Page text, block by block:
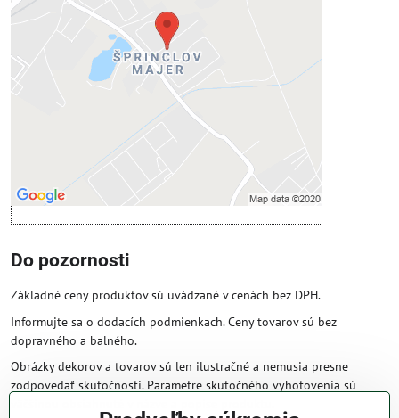
Prajete si načítať externý obsah?
Povoliť tentokrát
Povoliť a zapamätať - súhlas s druhom
cookie: Funkčné
Otvoriť obsah v novom okne
Do pozornosti
Základné ceny produktov sú uvádzané v cenách bez DPH.
Informujte sa o dodacích podmienkach. Ceny tovarov sú bez
dopravného a balného.
Obrázky dekorov a tovarov sú len ilustračné a nemusia presne
zodpovedať skutočnosti. Parametre skutočného vyhotovenia sú